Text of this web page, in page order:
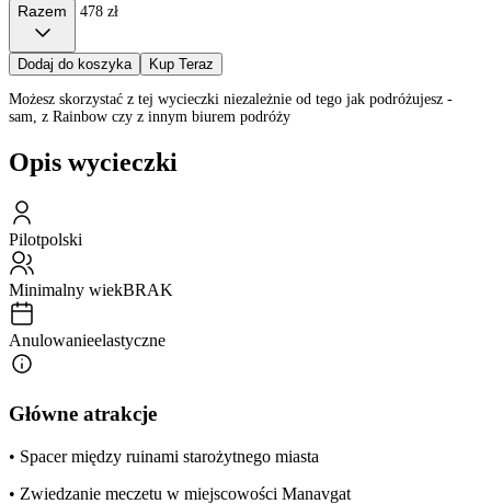
Razem 478 zł
Dodaj do koszyka Kup Teraz
Możesz skorzystać z tej wycieczki niezależnie od tego jak podróżujesz -
sam, z Rainbow czy z innym biurem podróży
Opis wycieczki
Pilotpolski
Minimalny wiekBRAK
Anulowanieelastyczne
Główne atrakcje
• Spacer między ruinami starożytnego miasta
• Zwiedzanie meczetu w miejscowości Manavgat